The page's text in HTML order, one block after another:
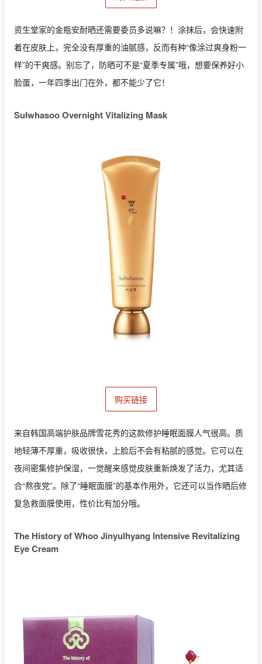
资生堂家的金瓶安耐晒还需要委员多说嘛？！涂抹后，会快速附
着在皮肤上，完全没有厚重的油腻感，反而有种“像涂过爽身粉一
样”的干爽感。别忘了，防晒可不是“夏季专属”哦，想要保养好小
脸蛋，一年四季出门在外，都不能少了它！
Sulwhasoo Overnight Vitalizing Mask
购买链接
来自韩国高端护肤品牌雪花秀的这款修护睡眠面膜人气很高。质
地轻薄不厚重，吸收很快，上脸后不会有粘腻的感觉。它可以在
夜间密集修护保湿，一觉醒来感觉皮肤重新焕发了活力，尤其适
合“熬夜党”。除了“睡眠面膜”的基本作用外，它还可以当作晒后修
复急救面膜使用，性价比有加分哦。
The History of Whoo Jinyulhyang Intensive Revitalizing
Eye Cream